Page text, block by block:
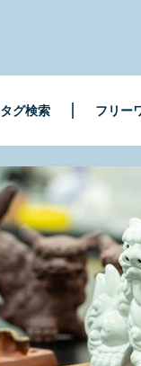
タグ検索 フリー